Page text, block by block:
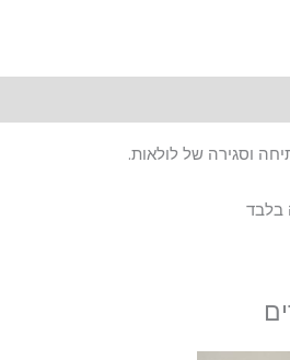
וסגירה של לולאות.
בלבד